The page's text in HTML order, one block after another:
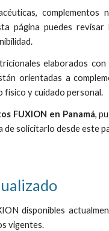
página puedes
elaborados
orientadas a
físico y cuidado personal.
FUXION en Panamá,
solicitarlo desde este
disponibles
vigentes.